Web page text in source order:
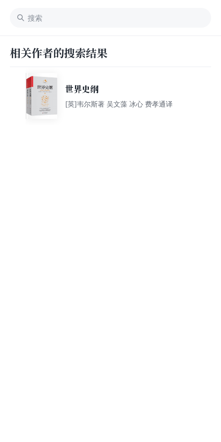
相关作者的搜索结果
世界史纲
[英]韦尔斯著 吴文藻 冰心 费孝通译